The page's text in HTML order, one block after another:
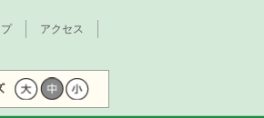
アクセス